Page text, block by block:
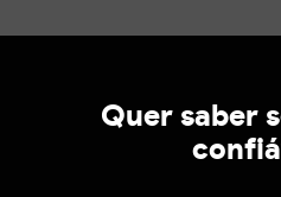
Quer saber